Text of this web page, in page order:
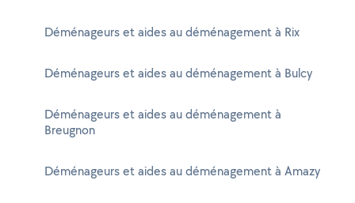
Déménageurs et aides au déménagement à Rix
Déménageurs et aides au déménagement à Bulcy
Déménageurs et aides au déménagement à
Breugnon
Déménageurs et aides au déménagement à Amazy